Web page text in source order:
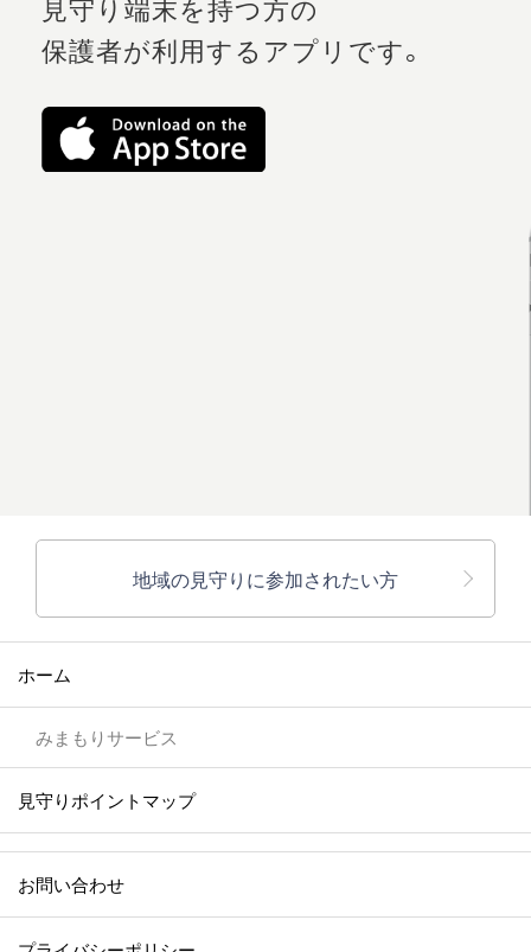
保護者が利用するアプリです。
地域の見守りに参加されたい方
ホーム
みまもりサービス
見守りポイントマップ
お問い合わせ